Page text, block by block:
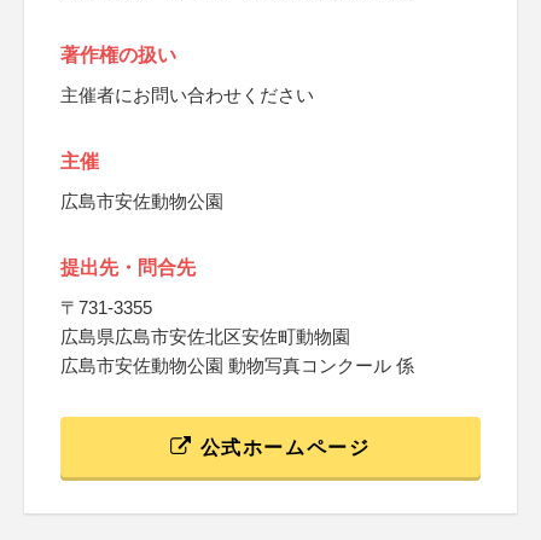
著作権の扱い
主催者にお問い合わせください
主催
広島市安佐動物公園
提出先・問合先
〒731-3355
広島県広島市安佐北区安佐町動物園
広島市安佐動物公園 動物写真コンクール 係
公式ホームページ